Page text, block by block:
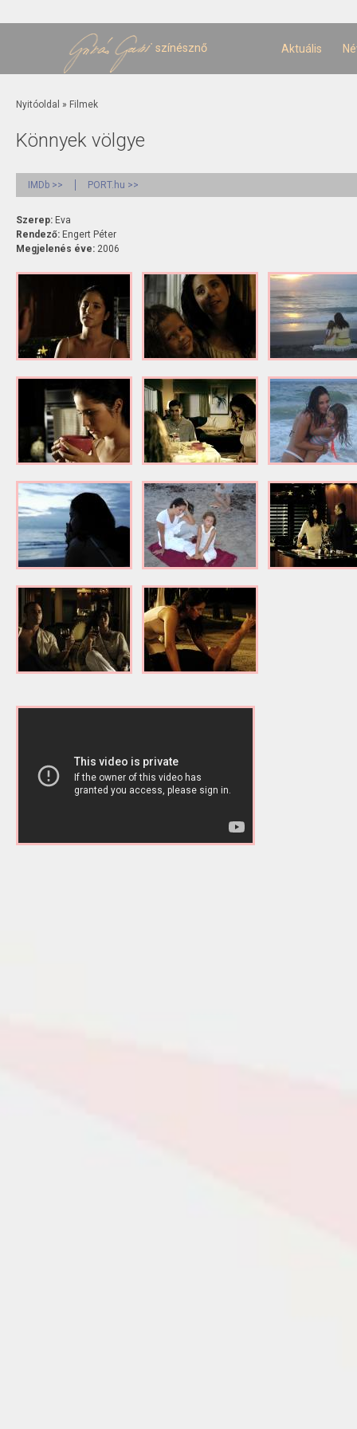
színésznő Aktuális
Jelenlegi hely
Nyitóoldal » Filmek
Könnyek völgye
IMDb >> PORT.hu >>
Szerep: Eva
Rendező: Engert Péter
Megjelenés éve: 2006